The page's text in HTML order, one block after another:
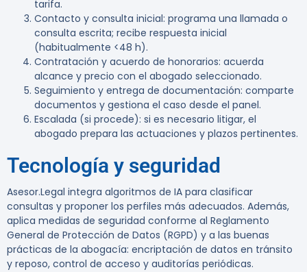
tarifa.
Contacto y consulta inicial: programa una llamada o
consulta escrita; recibe respuesta inicial
(habitualmente <48 h).
Contratación y acuerdo de honorarios: acuerda
alcance y precio con el abogado seleccionado.
Seguimiento y entrega de documentación: comparte
documentos y gestiona el caso desde el panel.
Escalada (si procede): si es necesario litigar, el
abogado prepara las actuaciones y plazos pertinentes.
Tecnología y seguridad
Asesor.Legal integra algoritmos de IA para clasificar
consultas y proponer los perfiles más adecuados. Además,
aplica medidas de seguridad conforme al Reglamento
General de Protección de Datos (RGPD) y a las buenas
prácticas de la abogacía: encriptación de datos en tránsito
y reposo, control de acceso y auditorías periódicas.